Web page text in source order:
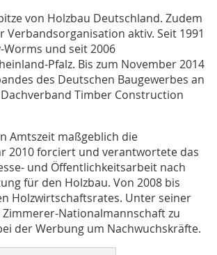
von Holzbau Deutschland. Zudem
aktiv. Seit 1991
und seit 2006
Pfalz. Bis zum November 2014
des Deutschen Baugewerbes an
Timber Construction
Amtszeit maßgeblich die
2010 forciert und verantwortete das
und Öffentlichkeitsarbeit nach
für den Holzbau. Von 2008 bis
Holzwirtschaftsrates. Unter seiner
Nationalmannschaft zu
der Werbung um Nachwuchskräfte.